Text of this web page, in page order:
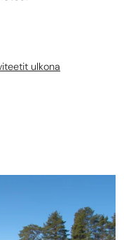
ulkona